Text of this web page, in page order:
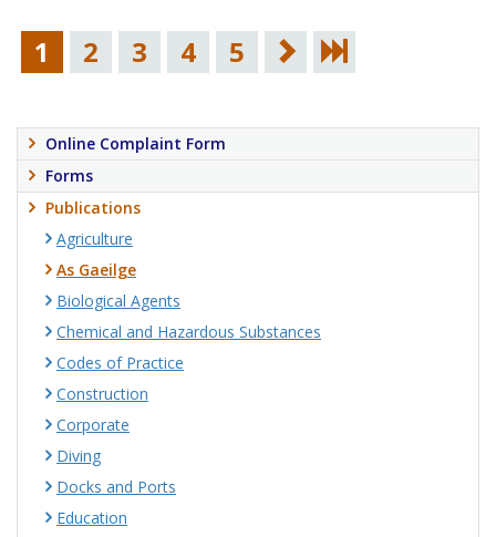
1 2 3 4 5
Online Complaint Form
Forms
Publications
Agriculture
As Gaeilge
Biological Agents
Chemical and Hazardous Substances
Codes of Practice
Construction
Corporate
Diving
Docks and Ports
Education